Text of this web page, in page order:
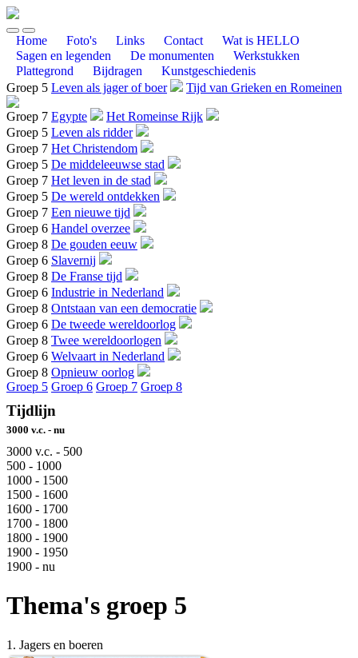
Home Foto's Links Contact
Wat is HELLO
Sagen en legenden
De monumenten
Werkstukken
Plattegrond
Bijdragen
Kunstgeschiedenis
Groep 5 Leven als jager of boer Tijd van Grieken en Romeinen
Groep 7 Egypte
Het Romeinse Rijk
Groep 5 Leven als ridder
Groep 7 Het Christendom
Groep 5 De middeleeuwse stad
Groep 7 Het leven in de stad
Groep 5 De wereld ontdekken
Groep 7 Een nieuwe tijd
Groep 6 Handel overzee
Groep 8 De gouden eeuw
Groep 6 Slavernij
Groep 8 De Franse tijd
Groep 6 Industrie in Nederland
Groep 8 Ontstaan van een democratie
Groep 6 De tweede wereldoorlog
Groep 8 Twee wereldoorlogen
Groep 6 Welvaart in Nederland
Groep 8 Opnieuw oorlog
Groep 5 Groep 6 Groep 7 Groep 8
Tijdlijn
3000 v.c. - nu
3000 v.c. - 500
500 - 1000
1000 - 1500
1500 - 1600
1600 - 1700
1700 - 1800
1800 - 1900
1900 - 1950
1900 - nu
Thema's groep 5
1. Jagers en boeren